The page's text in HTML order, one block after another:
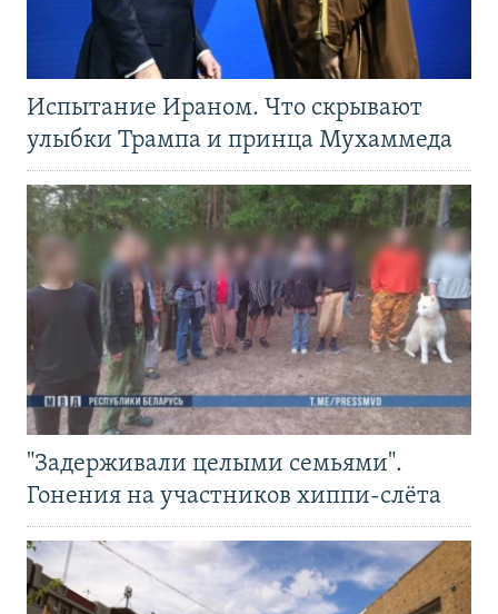
Испытание Ираном. Что скрывают
улыбки Трампа и принца Мухаммеда
"Задерживали целыми семьями".
Гонения на участников хиппи-слёта